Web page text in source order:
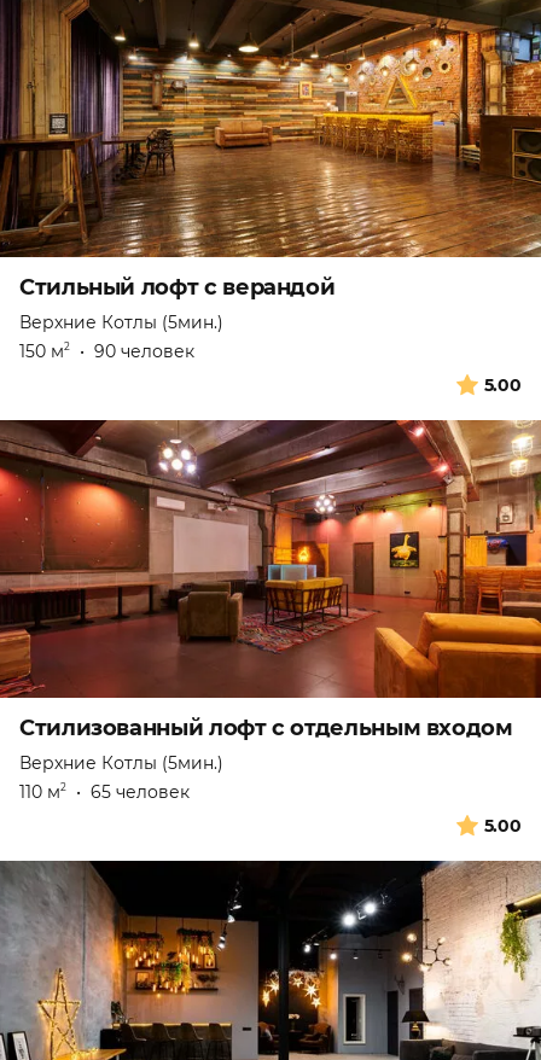
Стильный лофт с верандой
Верхние Котлы (5мин.)
150 м2 • 90 человек
5.00
Стилизованный лофт с отдельным входом
Верхние Котлы (5мин.)
110 м2 • 65 человек
5.00